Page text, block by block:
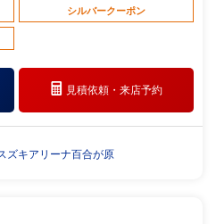
シルバークーポン
見積依頼・来店予約
ズキアリーナ百合が原